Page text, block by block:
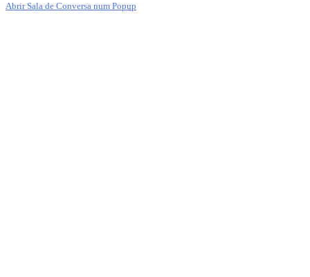
Abrir Sala de Conversa num Popup